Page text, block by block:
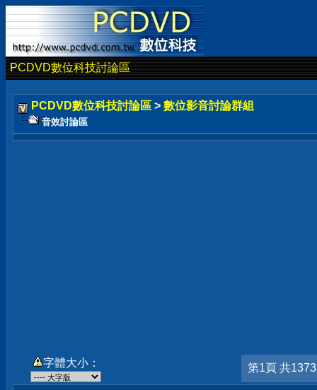
PCDVD數位科技討論區
PCDVD數位科技討論區 > 數位影音討論群組
音效討論區
字體大小： 第1頁 共